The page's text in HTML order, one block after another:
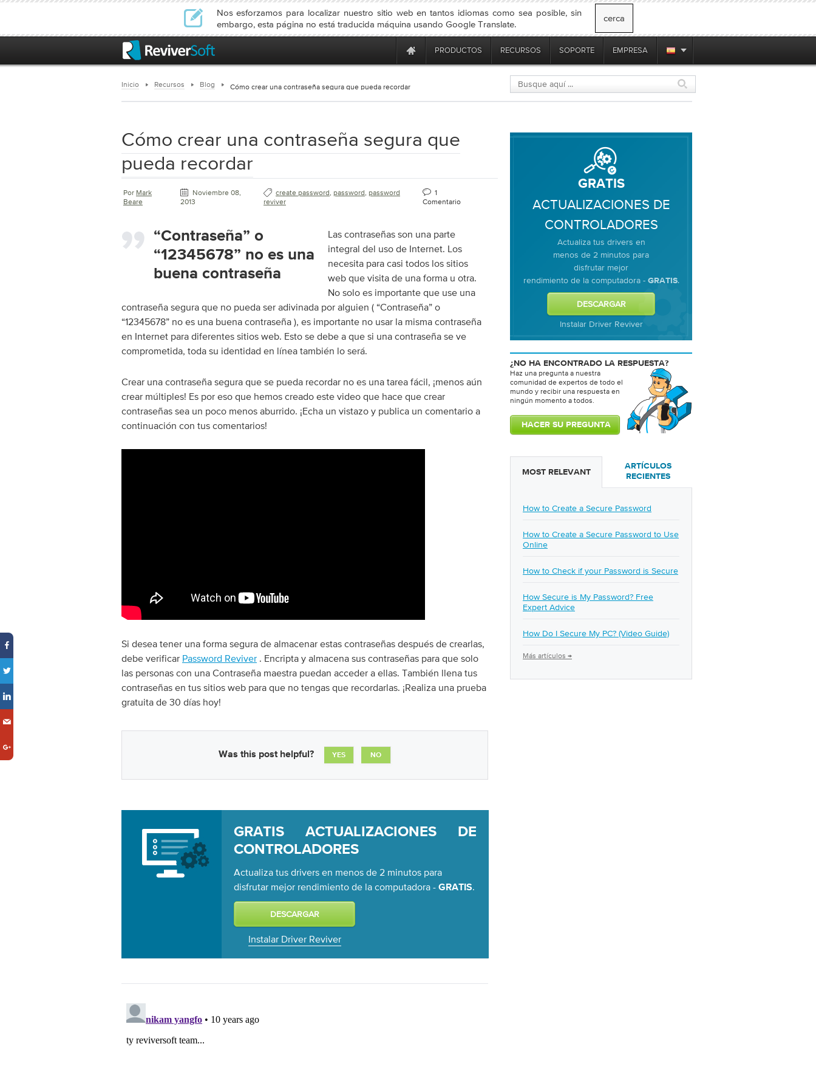
Nos esforzamos para localizar nuestro sitio web en tantos idiomas como sea posible, sin
embargo, esta página no está traducida máquina usando Google Translate.
cerca
PRODUCTOS RECURSOS SOPORTE EMPRESA
Inicio Recursos Blog Cómo crear una contraseña segura que pueda recordar
Cómo crear una contraseña segura que
pueda recordar
Por Mark
Beare
Noviembre 08,
2013
create password, password, password
reviver
1
Comentario
“Contraseña” o
“12345678” no es una
buena contraseña
Las contraseñas son una parte
integral del uso de Internet. Los
necesita para casi todos los sitios
web que visita de una forma u otra.
No solo es importante que use una
contraseña segura que no pueda ser adivinada por alguien ( “Contraseña” o
“12345678” no es una buena contraseña ), es importante no usar la misma contraseña
en Internet para diferentes sitios web. Esto se debe a que si una contraseña se ve
comprometida, toda su identidad en línea también lo será.
Crear una contraseña segura que se pueda recordar no es una tarea fácil, ¡menos aún
crear múltiples! Es por eso que hemos creado este video que hace que crear
contraseñas sea un poco menos aburrido. ¡Echa un vistazo y publica un comentario a
continuación con tus comentarios!
Si desea tener una forma segura de almacenar estas contraseñas después de crearlas,
debe verificar Password Reviver . Encripta y almacena sus contraseñas para que solo
las personas con una Contraseña maestra puedan acceder a ellas. También llena tus
contraseñas en tus sitios web para que no tengas que recordarlas. ¡Realiza una prueba
gratuita de 30 días hoy!
Was this post helpful? YES NO
GRATIS ACTUALIZACIONES DE
CONTROLADORES
Actualiza tus drivers en menos de 2 minutos para
disfrutar mejor rendimiento de la computadora - GRATIS.
Instalar Driver Reviver
GRATIS
ACTUALIZACIONES DE
CONTROLADORES
Actualiza tus drivers en
menos de 2 minutos para
disfrutar mejor
rendimiento de la computadora - GRATIS.
Instalar Driver Reviver
¿NO HA ENCONTRADO LA RESPUESTA?
Haz una pregunta a nuestra
comunidad de expertos de todo el
mundo y recibir una respuesta en
ningún momento a todos.
MOST RELEVANT
ARTÍCULOS
RECIENTES
How to Create a Secure Password
How to Create a Secure Password to Use
Online
How to Check if your Password is Secure
How Secure is My Password? Free
Expert Advice
How Do I Secure My PC? (Video Guide)
Más artículos →